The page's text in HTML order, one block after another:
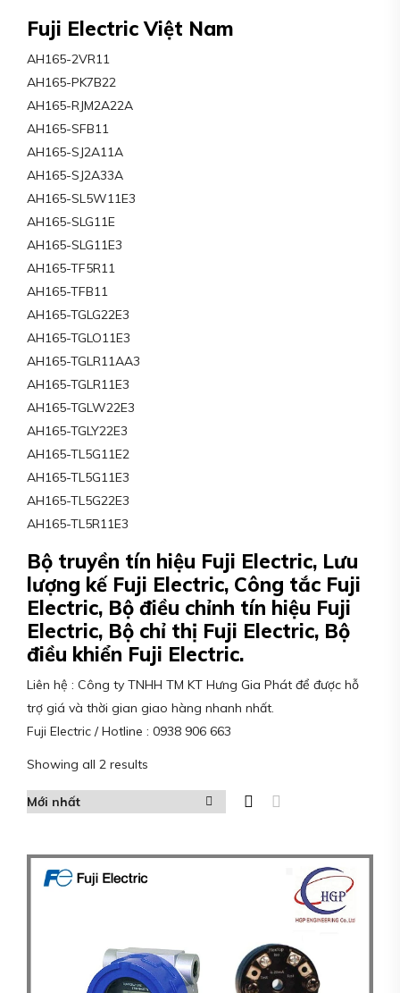
Fuji Electric Việt Nam
AH165-2VR11
AH165-PK7B22
AH165-RJM2A22A
AH165-SFB11
AH165-SJ2A11A
AH165-SJ2A33A
AH165-SL5W11E3
AH165-SLG11E
AH165-SLG11E3
AH165-TF5R11
AH165-TFB11
AH165-TGLG22E3
AH165-TGLO11E3
AH165-TGLR11AA3
AH165-TGLR11E3
AH165-TGLW22E3
AH165-TGLY22E3
AH165-TL5G11E2
AH165-TL5G11E3
AH165-TL5G22E3
AH165-TL5R11E3
Bộ truyền tín hiệu Fuji Electric, Lưu
lượng kế Fuji Electric, Công tắc Fuji
Electric, Bộ điều chỉnh tín hiệu Fuji
Electric, Bộ chỉ thị Fuji Electric, Bộ
điều khiển Fuji Electric.
Liên hệ : Công ty TNHH TM KT Hưng Gia Phát để được hỗ
trợ giá và thời gian giao hàng nhanh nhất.
Fuji Electric / Hotline : 0938 906 663
Showing all 2 results